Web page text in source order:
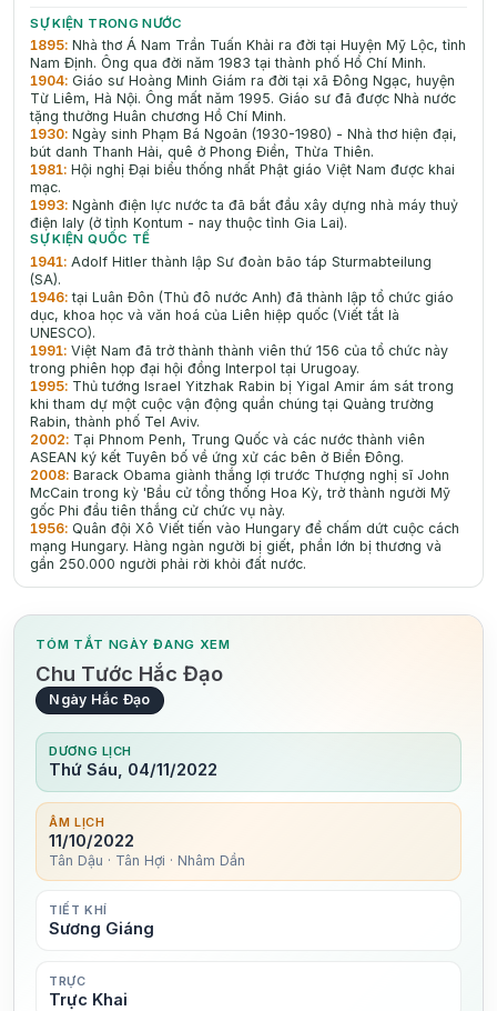
SỰ KIỆN TRONG NƯỚC
1895:Nhà thơ Á Nam Trần Tuấn Khải ra đời tại Huyện Mỹ Lộc, tỉnh
Nam Định. Ông qua đời nǎm 1983 tại thành phố Hồ Chí Minh.
1904:Giáo sư Hoàng Minh Giám ra đời tại xã Đông Ngạc, huyện
Từ Liêm, Hà Nội. Ông mất nǎm 1995. Giáo sư đã được Nhà nước
tặng thưởng Huân chương Hồ Chí Minh.
1930:Ngày sinh Phạm Bá Ngoãn (1930-1980) - Nhà thơ hiện đại,
bút danh Thanh Hải, quê ở Phong Điền, Thừa Thiên.
1981:Hội nghị Đại biểu thống nhất Phật giáo Việt Nam được khai
mạc.
1993:Ngành điện lực nước ta đã bắt đầu xây dựng nhà máy thuỷ
điện Ialy (ở tỉnh Kontum - nay thuộc tỉnh Gia Lai).
SỰ KIỆN QUỐC TẾ
1941: Adolf Hitler thành lập Sư đoàn bão táp Sturmabteilung
(SA).
1946:tại Luân Đôn (Thủ đô nước Anh) đã thành lập tổ chức giáo
dục, khoa học và vǎn hoá của Liên hiệp quốc (Viết tắt là
UNESCO).
1991:Việt Nam đã trở thành thành viên thứ 156 của tổ chức này
trong phiên họp đại hội đồng Interpol tại Urugoay.
1995: Thủ tướng Israel Yitzhak Rabin bị Yigal Amir ám sát trong
khi tham dự một cuộc vận động quần chúng tại Quảng trường
Rabin, thành phố Tel Aviv.
2002: Tại Phnom Penh, Trung Quốc và các nước thành viên
ASEAN ký kết Tuyên bố về ứng xử các bên ở Biển Đông.
2008:Barack Obama giành thắng lợi trước Thượng nghị sĩ John
McCain trong kỳ 'Bầu cử tổng thống Hoa Kỳ, trở thành người Mỹ
gốc Phi đầu tiên thắng cử chức vụ này.
1956:Quân đội Xô Viết tiến vào Hungary để chấm dứt cuộc cách
mạng Hungary. Hàng ngàn người bị giết, phần lớn bị thương và
gần 250.000 người phải rời khỏi đất nước.
TÓM TẮT NGÀY ĐANG XEM
Chu Tước Hắc Đạo
Ngày Hắc Đạo
DƯƠNG LỊCH
Thứ Sáu, 04/11/2022
ÂM LỊCH
11/10/2022
Tân Dậu · Tân Hợi · Nhâm Dần
TIẾT KHÍ
Sương Giáng
TRỰC
Trực Khai